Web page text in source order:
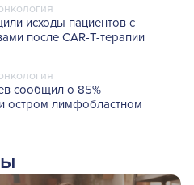
исходы пациентов с
после CAR-T-терапии
сообщил о 85%
остром лимфобластном